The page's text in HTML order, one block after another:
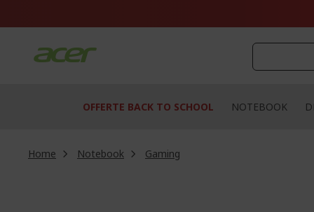
OFFERTE BACK TO SCHOOL NOTEBOOK
Home Notebook
Gaming